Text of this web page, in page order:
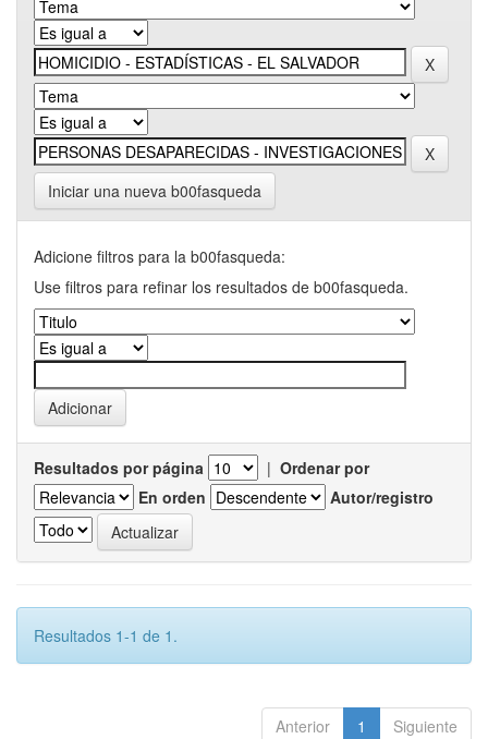
Iniciar una nueva b00fasqueda
Adicione filtros para la b00fasqueda:
Use filtros para refinar los resultados de b00fasqueda.
Resultados por página | Ordenar por
En orden
Autor/registro
Resultados 1-1 de 1.
Anterior 1 Siguiente